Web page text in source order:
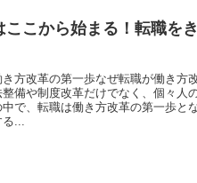
ここから始まる！転職を
方改革の第一歩なぜ転職が働き
備や制度改革だけでなく、個々人
で、転職は働き方改革の第一歩と
る...